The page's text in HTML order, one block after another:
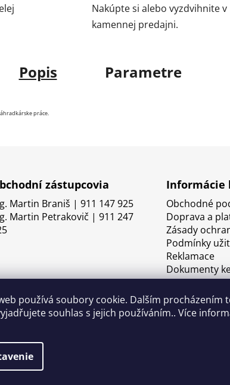
používá soubory cookie. Dalším procházením
souhlas s jejich používáním.. Více
Nakúpte si alebo vyzdvihnite v
kamennej predajni.
Popis Parametre
práce.
zástupcovia
Martin Braniš | 911 147 925
Martin Petrakovič | 911 247
Informácie
Obchodné
Doprava a
Zásady
Podmínky
Reklamace
Dokumenty